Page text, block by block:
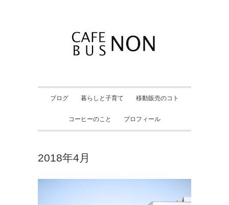
ブログ 暮らしと子育て 移動販売のコト
コーヒーのこと プロフィール
2018年4月